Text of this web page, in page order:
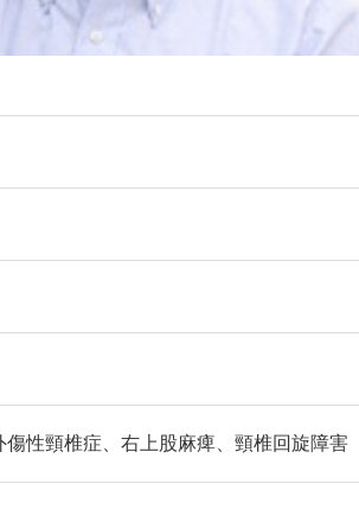
傷性頸椎症、右上股麻痺、頸椎回旋障害